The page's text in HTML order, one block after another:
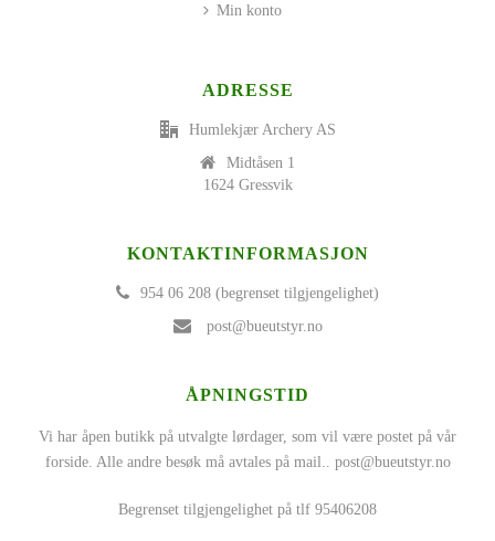
Min konto
ADRESSE
Humlekjær Archery AS
Midtåsen 1
1624 Gressvik
KONTAKTINFORMASJON
954 06 208 (begrenset tilgjengelighet)
post@bueutstyr.no
ÅPNINGSTID
Vi har åpen butikk på utvalgte lørdager, som vil være postet på vår
forside. Alle andre besøk må avtales på mail.. post@bueutstyr.no
Begrenset tilgjengelighet på tlf 95406208